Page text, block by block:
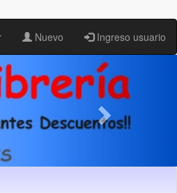
Nuevo Ingreso usuario